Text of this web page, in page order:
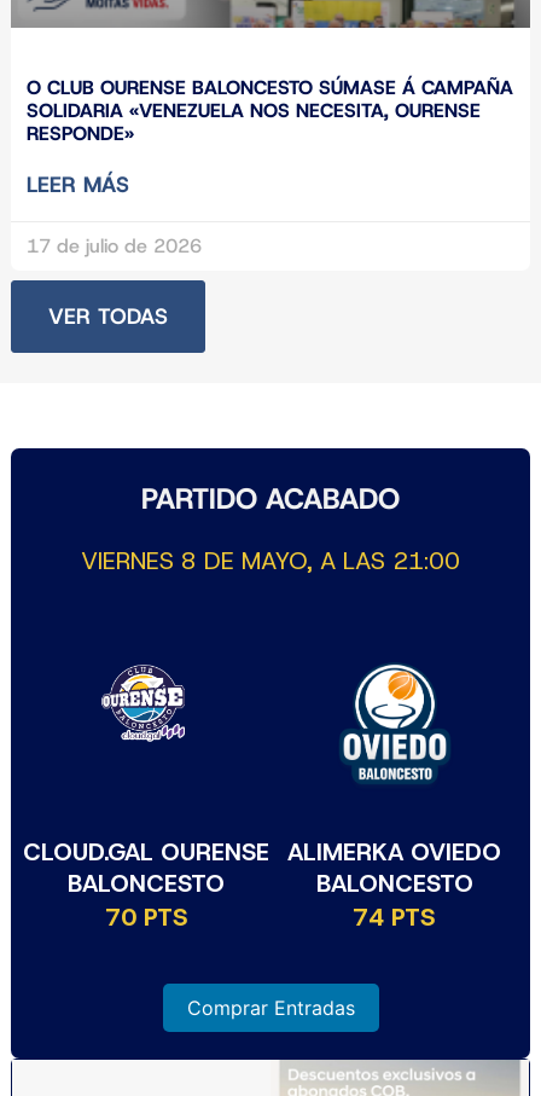
O CLUB OURENSE BALONCESTO SÚMASE Á CAMPAÑA
SOLIDARIA «VENEZUELA NOS NECESITA, OURENSE
RESPONDE»
LEER MÁS
17 de julio de 2026
VER TODAS
PARTIDO ACABADO
VIERNES 8 DE MAYO, A LAS 21:00
CLOUD.GAL OURENSE
BALONCESTO
70 PTS
ALIMERKA OVIEDO
BALONCESTO
74 PTS
Comprar Entradas